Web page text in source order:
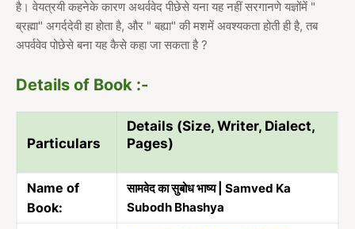
है। वेयत्रयी कहनेके कारण अथर्ववेद पीछेसे यना यह नहीं सरगानणे यज्ञोंमें "
ब्रह्मा" अगर्ददेवी हा होता है, और " बह्या" की मशमें अवश्यकता होती ही है, तब
अपर्ववेव पोछेसे बना यह कैसे कहा जा सकता है ?
Details of Book :-
Particulars
Details (Size, Writer, Dialect,
Pages)
Name of
Book:
सामवेद का सुबोध भाष्य | Samved Ka
Subodh Bhashya